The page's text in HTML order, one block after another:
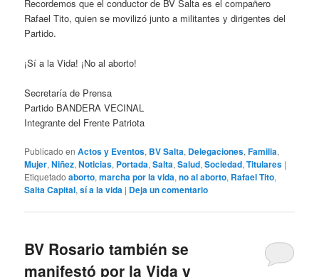
Recordemos que el conductor de BV Salta es el compañero
Rafael Tito, quien se movilizó junto a militantes y dirigentes del
Partido.
¡Sí a la Vida! ¡No al aborto!
Secretaría de Prensa
Partido BANDERA VECINAL
Integrante del Frente Patriota
Publicado en Actos y Eventos, BV Salta, Delegaciones,Familia,
Mujer,Niñez,Noticias, Portada,Salta,Salud,Sociedad,Titulares |
Etiquetado aborto,marcha por la vida,no al aborto, Rafael Tito,
Salta Capital,sí a la vida | Deja un comentario
BV Rosario también se
manifestó por la Vida y